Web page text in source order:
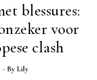
blessures:
voor
clash
- By Lily